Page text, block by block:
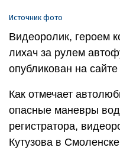
Источник фото
Видеоролик, героем
лихач за рулем
опубликован на
Как отмечает
опасные маневры
регистратора,
Кутузова в